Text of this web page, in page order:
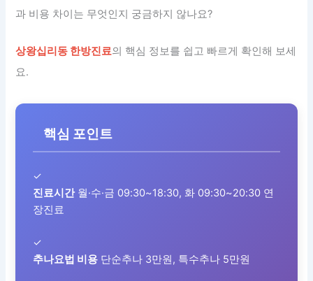
과 비용 차이는 무엇인지 궁금하지 않나요?
상왕십리동 한방진료의 핵심 정보를 쉽고 빠르게 확인해 보세
요.
핵심 포인트
✓
진료시간월·수·금 09:30~18:30, 화 09:30~20:30 연
장진료
✓
추나요법 비용 단순추나 3만원, 특수추나 5만원